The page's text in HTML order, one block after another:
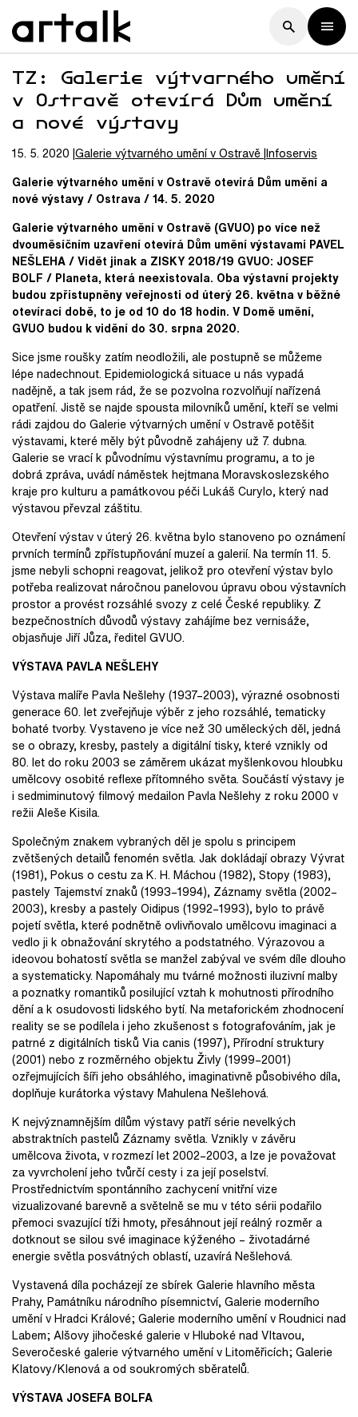
TZ: Galerie výtvarného umění
v Ostravě otevírá Dům umění
a nové výstavy
15. 5. 2020 Galerie výtvarného umění v Ostravě Infoservis
Galerie výtvarného umění v Ostravě otevírá Dům umění a
nové výstavy / Ostrava / 14. 5. 2020
Galerie výtvarného umění v Ostravě (GVUO) po více než
dvouměsíčním uzavření otevírá Dům umění výstavami PAVEL
NEŠLEHA / Vidět jinak a ZISKY 2018/19 GVUO: JOSEF
BOLF / Planeta, která neexistovala. Oba výstavní projekty
budou zpřístupněny veřejnosti od úterý 26. května v běžné
otevírací době, to je od 10 do 18 hodin. V Domě umění,
GVUO budou k vidění do 30. srpna 2020.
Sice jsme roušky zatím neodložili, ale postupně se můžeme
lépe nadechnout. Epidemiologická situace u nás vypadá
nadějně, a tak jsem rád, že se pozvolna rozvolňují nařízená
opatření. Jistě se najde spousta milovníků umění, kteří se velmi
rádi zajdou do Galerie výtvarných umění v Ostravě potěšit
výstavami, které měly být původně zahájeny už 7. dubna.
Galerie se vrací k původnímu výstavnímu programu, a to je
dobrá zpráva, uvádí náměstek hejtmana Moravskoslezského
kraje pro kulturu a památkovou péči Lukáš Curylo, který nad
výstavou převzal záštitu.
Otevření výstav v úterý 26. května bylo stanoveno po oznámení
prvních termínů zpřístupňování muzeí a galerií. Na termín 11. 5.
jsme nebyli schopni reagovat, jelikož pro otevření výstav bylo
potřeba realizovat náročnou panelovou úpravu obou výstavních
prostor a provést rozsáhlé svozy z celé České republiky. Z
bezpečnostních důvodů výstavy zahájíme bez vernisáže,
objasňuje Jiří Jůza, ředitel GVUO.
VÝSTAVA PAVLA NEŠLEHY
Výstava malíře Pavla Nešlehy (1937–2003), výrazné osobnosti
generace 60. let zveřejňuje výběr z jeho rozsáhlé, tematicky
bohaté tvorby. Vystaveno je více než 30 uměleckých děl, jedná
se o obrazy, kresby, pastely a digitální tisky, které vznikly od
80. let do roku 2003 se záměrem ukázat myšlenkovou hloubku
umělcovy osobité reflexe přítomného světa. Součástí výstavy je
i sedmiminutový filmový medailon Pavla Nešlehy z roku 2000 v
režii Aleše Kisila.
Společným znakem vybraných děl je spolu s principem
zvětšených detailů fenomén světla. Jak dokládají obrazy Vývrat
(1981), Pokus o cestu za K. H. Máchou (1982), Stopy (1983),
pastely Tajemství znaků (1993–1994), Záznamy světla (2002–
2003), kresby a pastely Oidipus (1992–1993), bylo to právě
pojetí světla, které podnětně ovlivňovalo umělcovu imaginaci a
vedlo ji k obnažování skrytého a podstatného. Výrazovou a
ideovou bohatostí světla se manžel zabýval ve svém díle dlouho
a systematicky. Napomáhaly mu tvárné možnosti iluzivní malby
a poznatky romantiků posilující vztah k mohutnosti přírodního
dění a k osudovosti lidského bytí. Na metaforickém zhodnocení
reality se se podílela i jeho zkušenost s fotografováním, jak je
patrné z digitálních tisků Via canis (1997), Přírodní struktury
(2001) nebo z rozměrného objektu Živly (1999–2001)
ozřejmujících šíři jeho obsáhlého, imaginativně působivého díla,
doplňuje kurátorka výstavy Mahulena Nešlehová.
K nejvýznamnějším dílům výstavy patří série nevelkých
abstraktních pastelů Záznamy světla. Vznikly v závěru
umělcova života, v rozmezí let 2002–2003, a lze je považovat
za vyvrcholení jeho tvůrčí cesty i za její poselství.
Prostřednictvím spontánního zachycení vnitřní vize
vizualizované barevně a světelně se mu v této sérii podařilo
přemoci svazující tíži hmoty, přesáhnout její reálný rozměr a
dotknout se silou své imaginace kýženého – životadárné
energie světla posvátných oblastí, uzavírá Nešlehová.
Vystavená díla pocházejí ze sbírek Galerie hlavního města
Prahy, Památníku národního písemnictví, Galerie moderního
umění v Hradci Králové; Galerie moderního umění v Roudnici nad
Labem; Alšovy jihočeské galerie v Hluboké nad Vltavou,
Severočeské galerie výtvarného umění v Litoměřicích; Galerie
Klatovy/Klenová a od soukromých sběratelů.
VÝSTAVA JOSEFA BOLFA